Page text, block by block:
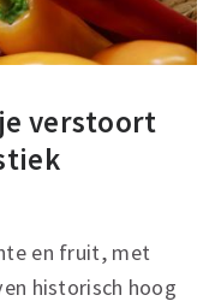
verstoort
en fruit, met
historisch hoog